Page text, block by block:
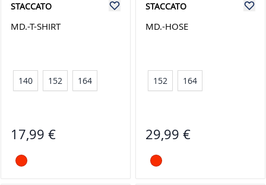
STACCATO
MD.-T-SHIRT
140 152 164
17,99 €
STACCATO
MD.-HOSE
152 164
29,99 €